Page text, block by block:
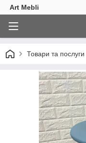
Art Mebli
Товари та послуги